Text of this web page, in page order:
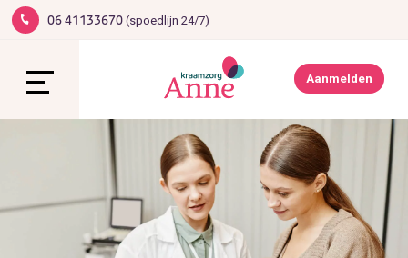
06 41133670 (spoedlijn 24/7)
Aanmelden